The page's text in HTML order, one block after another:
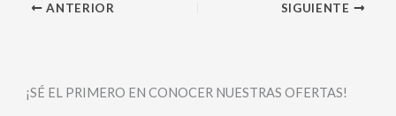
ANTERIOR SIGUIENTE
¡SÉ EL PRIMERO EN CONOCER NUESTRAS OFERTAS!